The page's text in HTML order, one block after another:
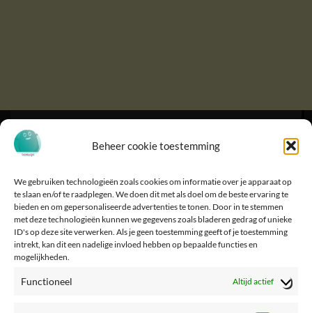
Beheer cookie toestemming
We gebruiken technologieën zoals cookies om informatie over je apparaat op
te slaan en/of te raadplegen. We doen dit met als doel om de beste ervaring te
bieden en om gepersonaliseerde advertenties te tonen. Door in te stemmen
met deze technologieën kunnen we gegevens zoals bladeren gedrag of unieke
ID's op deze site verwerken. Als je geen toestemming geeft of je toestemming
intrekt, kan dit een nadelige invloed hebben op bepaalde functies en
mogelijkheden.
Functioneel Altijd actief